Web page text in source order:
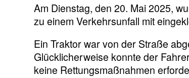
Am Dienstag, den 20. Mai 2025,
zu einem Verkehrsunfall mit
Ein Traktor war von der Straße
Glücklicherweise konnte der
keine Rettungsmaßnahmen